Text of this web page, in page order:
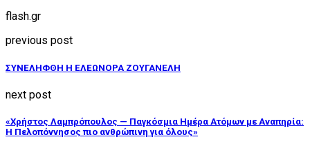
flash.gr
previous post
ΣΥΝΕΛΗΦΘΗ Η ΕΛΕΩΝΟΡΑ ΖΟΥΓΑΝΕΛΗ
next post
«Χρήστος Λαμπρόπουλος — Παγκόσμια Ημέρα Ατόμων με Αναπηρία:
Η Πελοπόννησος πιο ανθρώπινη για όλους»